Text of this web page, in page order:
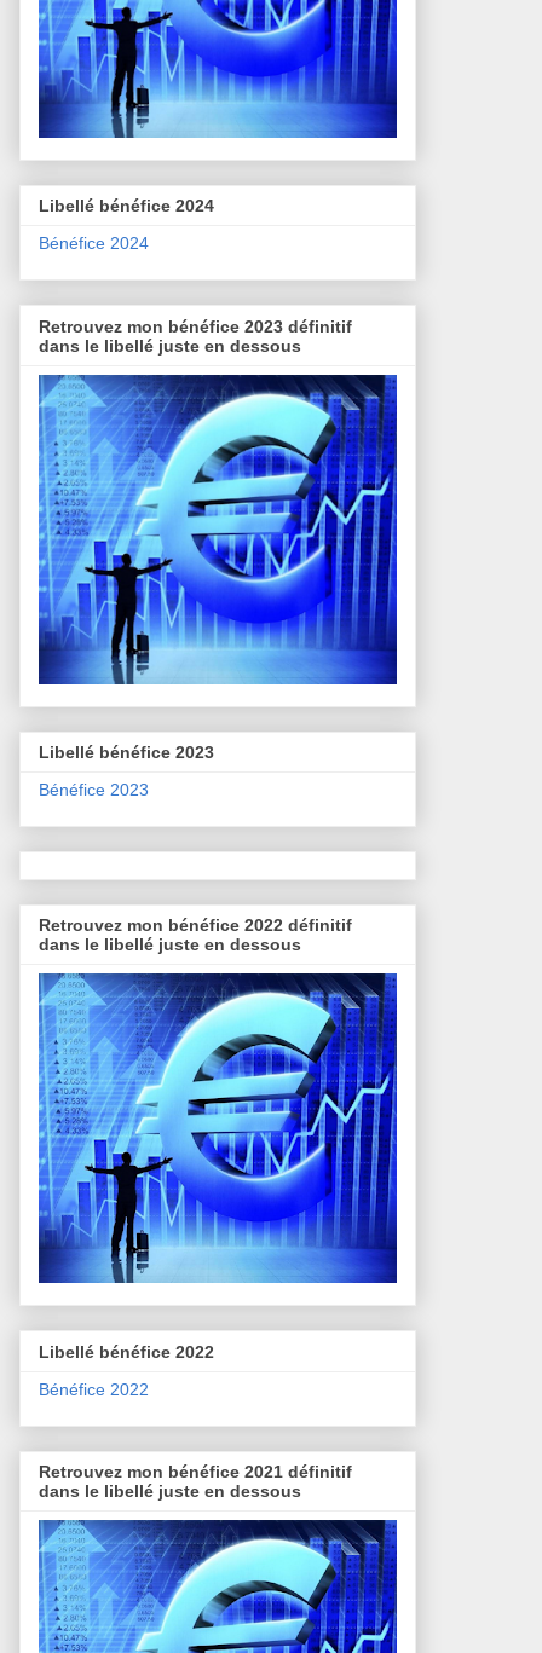
Libellé bénéfice 2024
Bénéfice 2024
Retrouvez mon bénéfice 2023 définitif
dans le libellé juste en dessous
Libellé bénéfice 2023
Bénéfice 2023
Retrouvez mon bénéfice 2022 définitif
dans le libellé juste en dessous
Libellé bénéfice 2022
Bénéfice 2022
Retrouvez mon bénéfice 2021 définitif
dans le libellé juste en dessous